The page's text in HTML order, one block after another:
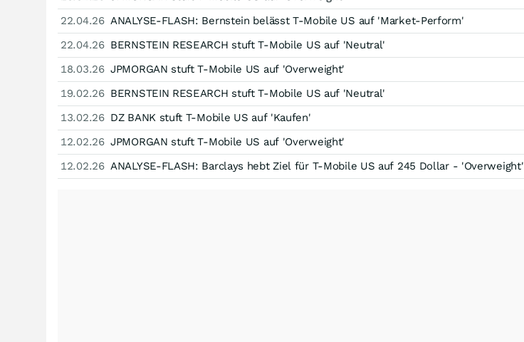
22.04.26 ANALYSE-FLASH: Bernstein belässt T-Mobile US auf 'Market-Perform'
22.04.26 BERNSTEIN RESEARCH stuft T-Mobile US auf 'Neutral'
18.03.26 JPMORGAN stuft T-Mobile US auf 'Overweight'
19.02.26 BERNSTEIN RESEARCH stuft T-Mobile US auf 'Neutral'
13.02.26 DZ BANK stuft T-Mobile US auf 'Kaufen'
12.02.26 JPMORGAN stuft T-Mobile US auf 'Overweight'
12.02.26 ANALYSE-FLASH: Barclays hebt Ziel für T-Mobile US auf 245 Dollar - 'Overweight'